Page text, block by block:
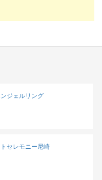
ジェルリング
セレモニー尼崎